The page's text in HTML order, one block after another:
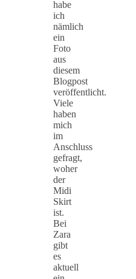
habe
ich
nämlich
ein
Foto
aus
diesem
Blogpost
veröffentlicht.
Viele
haben
mich
im
Anschluss
gefragt,
woher
der
Midi
Skirt
ist.
Bei
Zara
gibt
es
aktuell